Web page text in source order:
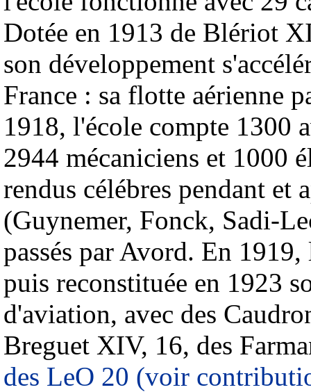
Dotée en 1913 de Blériot
son développement
France : sa flotte aérienne
1918, l'école compte 1300
2944 mécaniciens et 1000
rendus célébres pendant et
(Guynemer, Fonck, Sadi-
passés par Avord. En
puis reconstituée en 1923
d'aviation, avec des
Breguet XIV, 16, des
des LeO 20 (voir